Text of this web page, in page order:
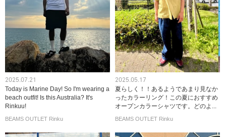
2025.07.21
Today is Marine Day! So I'm wearing a
beach outfit! Is this Australia? It's
Rinkuu!
BEAMS OUTLET Rinku
2025.05.17
夏らしく！！あるようであまり見なか
ったカラーリング！この夏におすすめ
オープンカラーシャツです。どのよ...
BEAMS OUTLET Rinku